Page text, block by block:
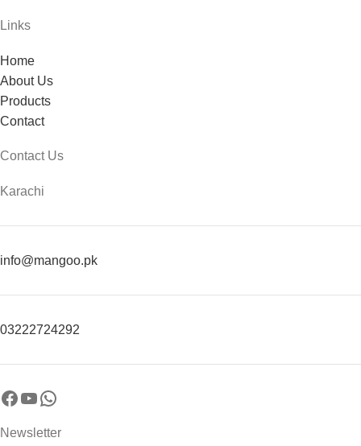
Links
Home
About Us
Products
Contact
Contact Us
Karachi
info@mangoo.pk
03222724292
Newsletter